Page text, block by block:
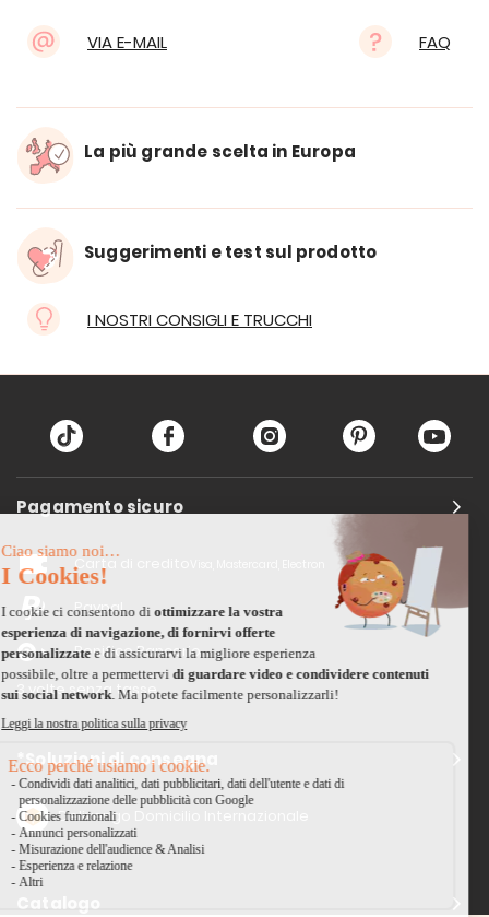
VIA E-MAIL FAQ
La più grande scelta in Europa
Suggerimenti e test sul prodotto
I NOSTRI CONSIGLI E TRUCCHI
Pagamento sicuro
Carta di credito
Paypal
Bonifico Bancario
3 volte senza tasse
*Soluzioni di consegna
Delivengo Domicilio Internazionale
Catalogo